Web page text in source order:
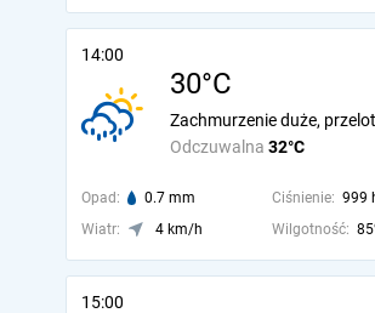
14:00
30°C
Odczuwalna 32°C
Zachmurzenie duże,
Opad: 0.7 mm Ciśnienie: 999
Wiatr:
4 km/h Wilgotność:
15:00